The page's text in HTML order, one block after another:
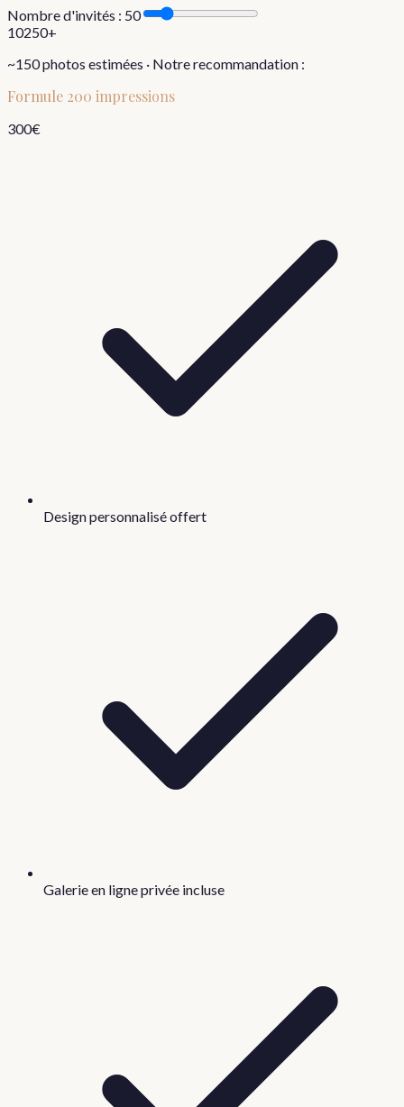
Nombre d'invités : 50
10250+
~150photos estimées · Notre recommandation :
Formule 200 impressions
300€
Design personnalisé offert
Galerie en ligne privée incluse